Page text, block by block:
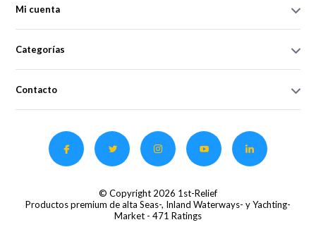
Mi cuenta
Categorías
Contacto
© Copyright 2026 1st-Relief
Productos premium de alta Seas-, Inland Waterways- y Yachting-
Market - 471 Ratings